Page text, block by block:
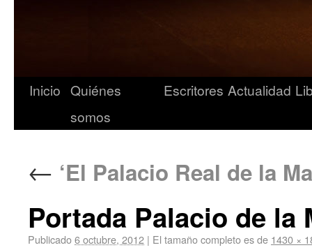
Inicio Quiénes
somos
Escritores Actualidad
← ‘El Palacio Real de la
Portada Palacio de la
Publicado6 octubre, 2012 | El tamaño completo es de 1430 ×